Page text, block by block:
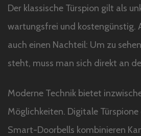
Der klassische Türspion gilt als
wartungsfrei und kostengünstig.
auch einen Nachteil: Um zu
steht, muss man sich direkt an
Moderne Technik bietet
Möglichkeiten. Digitale
Smart-Doorbells kombinieren